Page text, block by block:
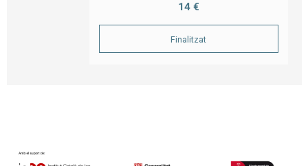
14 €
Finalitzat